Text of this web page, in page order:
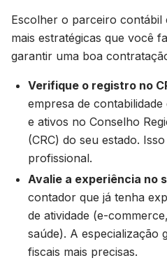
Escolher o parceiro contábil
mais estratégicas que você
garantir uma boa
Verifique o registro no
empresa de
e ativos no Conselho
(CRC) do seu estado.
profissional.
Avalie a experiência no
contador que já tenha
de atividade (e-
saúde). A especialização
fiscais mais precisas.